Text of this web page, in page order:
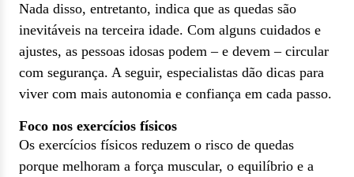
Nada disso, entretanto, indica que as quedas são
inevitáveis na terceira idade. Com alguns cuidados e
ajustes, as pessoas idosas podem – e devem – circular
com segurança. A seguir, especialistas dão dicas para
viver com mais autonomia e confiança em cada passo.
Foco nos exercícios físicos
Os exercícios físicos reduzem o risco de quedas
porque melhoram a força muscular, o equilíbrio e a